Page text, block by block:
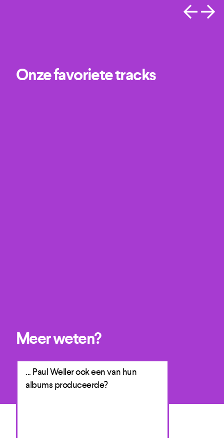
Meer weten?
... Paul Weller ook een van hun
albums produceerde?
Onze favoriete tracks